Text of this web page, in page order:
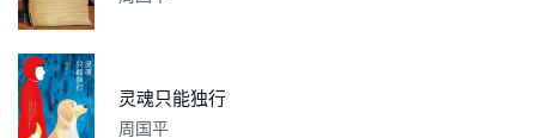
灵魂只能独行
周国平